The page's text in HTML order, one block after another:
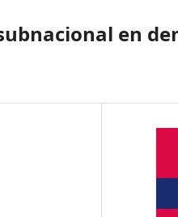
en